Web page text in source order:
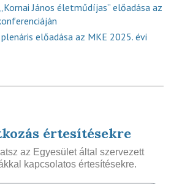
János életműdíjas” előadása az
előadása az MKE 2025. évi
értesítésekre
az Egyesület által szervezett
kapcsolatos értesítésekre.